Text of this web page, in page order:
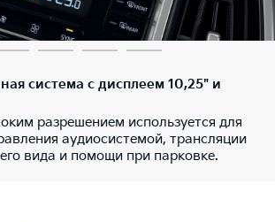
система с дисплеем 10,25" и
разрешением используется для
аудиосистемой, трансляции
вида и помощи при парковке.